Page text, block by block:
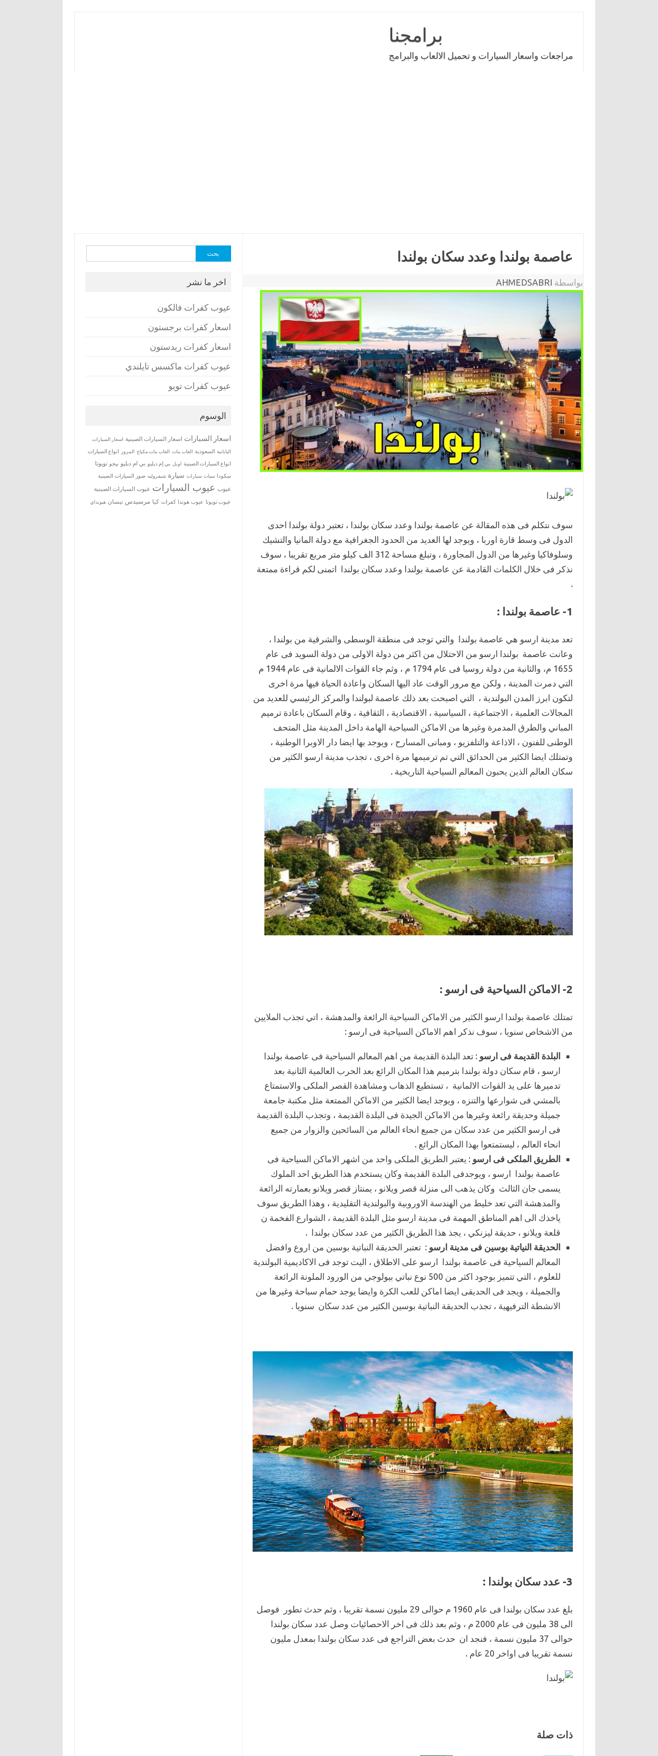
برامجنا
مراجعات واسعار السيارات و تحميل الالعاب والبرامج
عاصمة بولندا وعدد سكان بولندا
بواسطة AHMEDSABRI
سوف نتكلم فى هذه المقالة عن عاصمة بولندا وعدد سكان بولندا ، تعتبر دولة بولندا احدى
الدول فى وسط قارة اوربا ، ويوجد لها العديد من الحدود الجغرافية مع دولة المانيا والتشيك
وسلوفاكيا وغيرها من الدول المجاورة ، وتبلغ مساحة 312 الف كيلو متر مربع تقريبا ، سوف
نذكر فى خلال الكلمات القادمة عن عاصمة بولندا وعدد سكان بولندا اتمنى لكم قراءة ممتعة
.
1- عاصمة بولندا :
تعد مدينة ارسو هي عاصمة بولندا والتي توجد فى منطقة الوسطى والشرقية من بولندا ،
وعانت عاصمة بولندا ارسو من الاحتلال من اكثر من دولة الاولى من دولة السويد فى عام
1655 م، والثانية من دولة روسيا فى عام 1794 م ، وثم جاء القوات الالمانية فى عام 1944 م
التي دمرت المدينة ، ولكن مع مرور الوقت عاد اليها السكان واعادة الحياة فيها مرة اخرى
لتكون ابرز المدن البولندية ، التي اصبحت بعد ذلك عاصمة لبولندا والمركز الرئيسي للعديد من
المجالات العلمية ، الاجتماعية ، السياسية ، الاقتصادية ، الثقافية ، وقام السكان باعادة ترميم
المباني والطرق المدمرة وغيرها من الاماكن السياحية الهامة داخل المدينة مثل المتحف
الوطنى للفنون ، الاذاعة والتلفزيو ، ومبانى المسارح ، ويوجد بها ايضا دار الاوبرا الوطنية ،
وتمتلك ايضا الكثير من الحدائق التي تم ترميمها مرة اخرى ، تجذب مدينة ارسو الكثير من
سكان العالم الذين يحبون المعالم السياحية التاريخية .
2- الاماكن السياحية فى ارسو :
تمتلك عاصمة بولندا ارسو الكثير من الاماكن السياحية الرائعة والمدهشة ، اتي تجذب الملايين
من الاشخاص سنويا ، سوف نذكر اهم الاماكن السياحية فى ارسو :
البلدة القديمة فى ارسو : تعد البلدة القديمة من اهم المعالم السياحية فى عاصمة بولندا
ارسو ، قام سكان دولة بولندا بترميم هذا المكان الرائع بعد الحرب العالمية الثانية بعد
تدميرها على يد القوات الالمانية ، تستطيع الذهاب ومشاهدة القصر الملكى والاستمتاع
بالمشي فى شوارعها والتنزه ، ويوجد ايضا الكثير من الاماكن الممتعة مثل مكتبة جامعة
جميلة وحديقة رائعة وغيرها من الاماكن الجيدة فى البلدة القديمة ، وتجذب البلدة القديمة
فى ارسو الكثير من عدد سكان من جميع انحاء العالم من السائحين والزوار من جميع
انحاء العالم ، ليستمتعوا بهذا المكان الرائع .
الطريق الملكى فى ارسو : يعتبر الطريق الملكى واحد من اشهر الاماكن السياحية فى
عاصمة بولندا ارسو ، ويوجدفى البلدة القديمة وكان يستخدم هذا الطريق احد الملوك
يسمى جان الثالث وكان يذهب الى منزلة قصر ويلانو ، يمنتاز قصر ويلانو بعمارته الرائعة
والمدهشة التي تعد خليط من الهندسة الاوروبية والبولندية التقليدية ، وهذا الطريق سوف
ياخذك الى اهم المناطق المهمة فى مدينة ارسو مثل البلدة القديمة ، الشوارع الفخمة ن
قلعة ويلانو ، حديقة ليزنكي ، يجذ هذا الطريق الكثير من عدد سكان بولندا .
الحديقة النياتية بوسين فى مدينة ارسو : تعتبر الحديقة النباتية بوسين من اروع وافضل
المعالم السياحية فى عاصمة بولندا ارسو على الاطلاق ، اليت توجد فى الاكاديمية البولندية
للعلوم ، التي تتميز بوجود اكثر من 500 نوع نباتي بيولوجي من الورود الملونة الرائعة
والجميلة ، ويجد فى الحديقى ايضا اماكن للعب الكرة وايضا يوجد حمام سباحة وغيرها من
الانشطة الترفيهية ، تجذب الحديقة النباتية بوسين الكثير من عدد سكان سنويا .
3- عدد سكان بولندا :
بلغ عدد سكان بولندا فى عام 1960 م حوالى 29 مليون نسمة تقريبا ، وثم حدث تطور فوصل
الى 38 مليون فى عام 2000 م ، وثم بعد ذلك فى اخر الاحصائيات وصل عدد سكان بولندا
حوالى 37 مليون نسمة ، فنجد ان حدث بعض التراجع فى عدد سكان بولندا بمعدل مليون
نسمة تقريبا فى اواخر 20 عام .
ذات صلة
البحث
اخر ما نشر
عيوب كفرات فالكون
اسعار كفرات برجستون
اسعار كفرات ريدستون
عيوب كفرات ماكسس تايلندي
عيوب كفرات تويو
الوسوم
اسعار السيارات اسعار السيارات الصينية اسعار السيارات
اليابانية السعودية العاب بنات العاب بنات مكياج المرور انواع السيارات
انواع السيارات الصينية اوبل بي إم دبليو بي ام دبليو بيجو تويوتا
سكودا سيات سيارات سيارة شيفروليه صور السيارات الصينية
عيوب عيوب السيارات عيوب السيارات الصينية
عيوب تويوتا عيوب هوندا كفرات كيا مرسيدس نيسان هيونداي